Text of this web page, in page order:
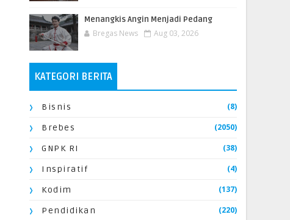
Menangkis Angin Menjadi Pedang
Bregas News Aug 03, 2026
KATEGORI BERITA
Bisnis (8)
Brebes (2050)
GNPK RI (38)
Inspiratif (4)
Kodim (137)
Pendidikan (220)